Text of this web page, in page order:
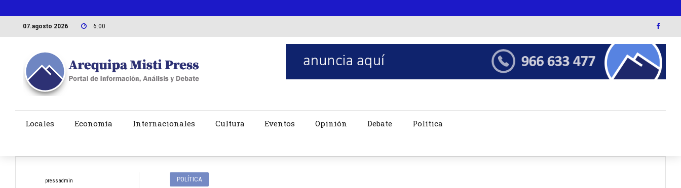
07.agosto 2026 6:00
Locales Economía Internacionales Cultura Eventos Opinión Debate Política
pressadmin POLÍTICA